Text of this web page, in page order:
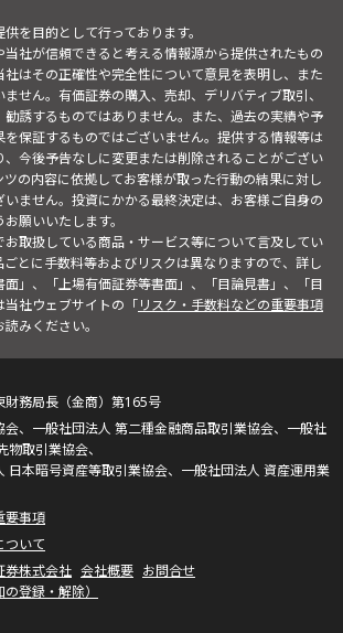
を目的として行っております。
社が信頼できると考える情報源から提供されたもの
はその正確性や完全性について意見を表明し、また
せん。有価証券の購入、売却、デリバティブ取引、
誘するものではありません。また、過去の実績や予
保証するものではございません。提供する情報等は
今後予告なしに変更または削除されることがござい
ツの内容に依拠してお客様が取った行動の結果に対し
ません。投資にかかる最終決定は、お客様ご自身の
願いいたします。
取扱している商品・サービス等について言及してい
とに手数料等およびリスクは異なりますので、詳し
面」、「上場有価証券等書面」、「目論見書」、「目
当社ウェブサイトの「リスク・手数料などの重要事項
みください。
務局長（金商）第165号
会、一般社団法人 第二種金融商品取引業協会、一般社
物取引業協会、
日本暗号資産等取引業協会、一般社団法人 資産運用業
要事項
ついて
券株式会社 会社概要 お問合せ
登録・解除）